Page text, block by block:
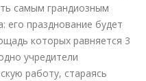
самым грандиозным
его празднование будет
которых равняется 3
учредители
работу, стараясь